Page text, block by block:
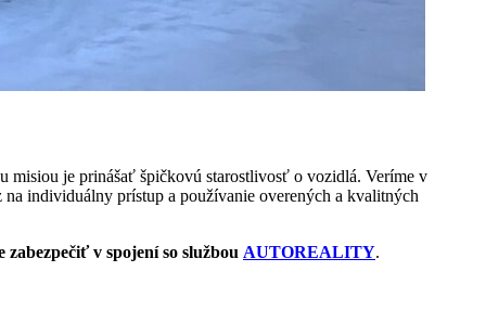
misiou je prinášať špičkovú starostlivosť o vozidlá. Veríme v
individuálny prístup a používanie overených a kvalitných
v spojení so službou AUTOREALITY.